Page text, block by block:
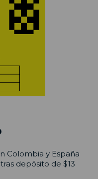
Colombia y España
depósito de $13